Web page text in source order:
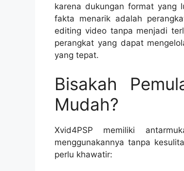
karena dukungan format yang
fakta menarik adalah
editing video tanpa menjadi
perangkat yang dapat
yang tepat.
Bisakah
Mudah?
Xvid4PSP memiliki
menggunakannya tanpa
perlu khawatir: